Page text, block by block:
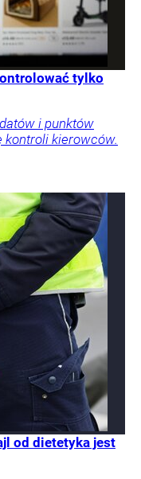
tylko
i punktów
kontroli kierowców.
od dietetyka jest